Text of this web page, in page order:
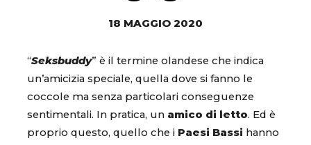
18 MAGGIO 2020
“Seksbuddy” è il termine olandese che indica
un’amicizia speciale, quella dove si fanno le
coccole ma senza particolari conseguenze
sentimentali. In pratica, un amico di letto. Ed è
proprio questo, quello che i Paesi Bassi hanno